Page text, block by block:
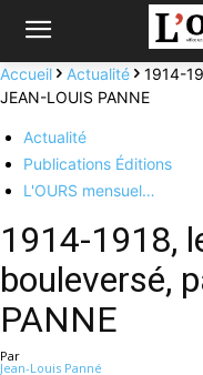
Accueil Actualité
1914-
JEAN-LOUIS PANNE
Actualité
Publications Éditions
L'OURS mensuel…
1914-1918,
bouleversé,
PANNE
Par
Jean-Louis Panné